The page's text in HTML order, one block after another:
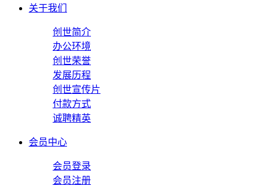
关于我们
创世简介
办公环境
创世荣誉
发展历程
创世宣传片
付款方式
诚聘精英
会员中心
会员登录
会员注册